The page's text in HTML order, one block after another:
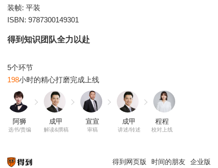
装帧: 平装
ISBN: 9787300149301
得到知识团队全力以赴
198
阿狮
选书/责编
成甲
解读&撰稿
宣宣
审稿
成甲
讲述/转述
程程
校对上线
得到网页版 时间的朋友 企业版